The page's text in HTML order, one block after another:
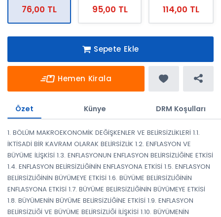
76,00 TL 95,00 TL 114,00 TL
Sepete Ekle
Hemen Kirala
Özet Künye DRM Koşulları
1. BÖLÜM MAKROEKONOMİK DEĞİŞKENLER VE BELİRSİZLİKLERİ 1.1.
İKTİSADİ BİR KAVRAM OLARAK BELİRSİZLİK 1.2. ENFLASYON VE
BÜYÜME İLİŞKİSİ 1.3. ENFLASYONUN ENFLASYON BELİRSİZLİĞİNE ETKİSİ
1.4. ENFLASYON BELİRSİZLİĞİNİN ENFLASYONA ETKİSİ 1.5. ENFLASYON
BELİRSİZLİĞİNİN BÜYÜMEYE ETKİSİ 1.6. BÜYÜME BELİRSİZLİĞİNİN
ENFLASYONA ETKİSİ 1.7. BÜYÜME BELİRSİZLİĞİNİN BÜYÜMEYE ETKİSİ
1.8. BÜYÜMENİN BÜYÜME BELİRSİZLİĞİNE ETKİSİ 1.9. ENFLASYON
BELİRSİZLİĞİ VE BÜYÜME BELİRSİZLİĞİ İLİŞKİSİ 1.10. BÜYÜMENİN